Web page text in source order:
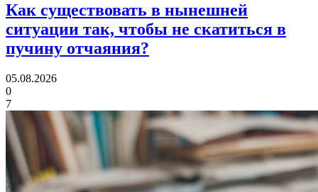
Как существовать в нынешней
ситуации так, чтобы не скатиться в
пучину отчаяния?
05.08.2026
0
7